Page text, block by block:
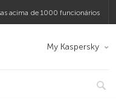
acima de 1000 funcionários
My Kaspersky